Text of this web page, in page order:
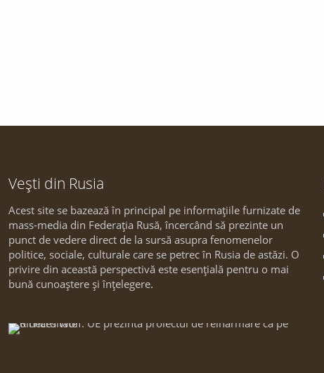
Vești din Rusia
Acest site se bazează în principal pe informațiile furnizate de
mass-media din Federația Rusă, încercând să prezinte un
punct de vedere direct de la sursă asupra fenomenelor
politice, sociale, culturale care se petrec în Rusia de astăzi. O
privire din această perspectivă este esențială pentru o mai
bună cunoaștere și înțelegere.